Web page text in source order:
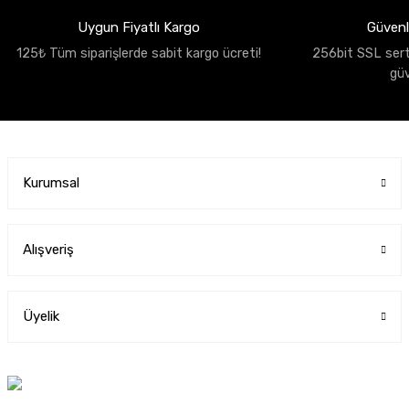
Uygun Fiyatlı Kargo
125₺ Tüm siparişlerde sabit kargo ücreti!
256bit SSL
Kurumsal
Alışveriş
Üyelik